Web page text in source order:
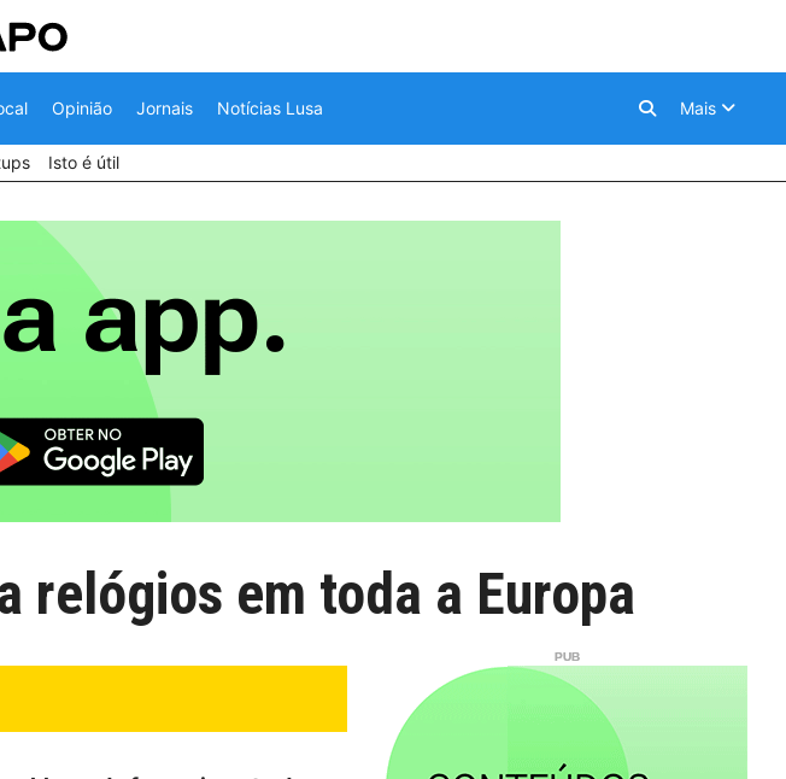
Opinião Jornais Notícias Lusa Mais
Isto é útil
relógios em toda a Europa